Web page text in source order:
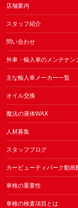
店舗案内
スタッフ紹介
問い合わせ
外車・輸入車のメンテナン
主な輸入車メーカー一覧
オイル交換
魔法の液体WAX
人材募集
スタッフブログ
カービューティパーク動画
車検の重要性
車検の検査項目とは